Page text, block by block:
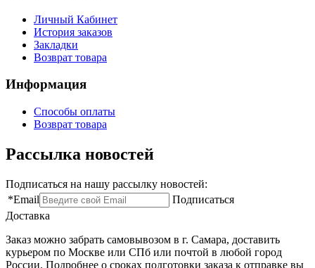
Личный Кабинет
История заказов
Закладки
Возврат товара
Информация
Способы оплаты
Возврат товара
Рассылка новостей
Подписаться на нашу рассылку новостей:
*Email
Подписаться
Доставка
Заказ можно забрать самовывозом в г. Самара, доставить
курьером по Москве или СПб или почтой в любой город
России. Подробнее о сроках подготовки заказа к отправке вы